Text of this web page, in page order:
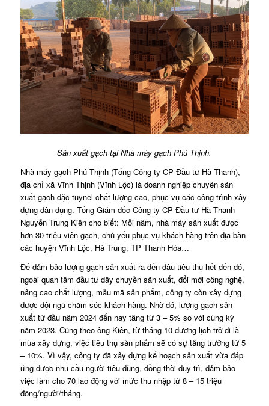
Sản xuất gạch tại Nhà máy gạch Phú Thịnh.
Nhà máy gạch Phú Thịnh (Tổng Công ty CP Đầu tư Hà Thanh),
địa chỉ xã Vĩnh Thịnh (Vĩnh Lộc) là doanh nghiệp chuyên sản
xuất gạch đặc tuynel chất lượng cao, phục vụ các công trình xây
dựng dân dụng. Tổng Giám đốc Công ty CP Đầu tư Hà Thanh
Nguyễn Trung Kiên cho biết: Mỗi năm, nhà máy sản xuất được
hơn 30 triệu viên gạch, chủ yếu phục vụ khách hàng trên địa bàn
các huyện Vĩnh Lộc, Hà Trung, TP Thanh Hóa…
Để đảm bảo lượng gạch sản xuất ra đến đâu tiêu thụ hết đến đó,
ngoài quan tâm đầu tư dây chuyền sản xuất, đổi mới công nghệ,
nâng cao chất lượng, mẫu mã sản phẩm, công ty còn xây dựng
được đội ngũ chăm sóc khách hàng. Nhờ đó, lượng gạch sản
xuất từ đầu năm 2024 đến nay tăng từ 3 – 5% so với cùng kỳ
năm 2023. Cũng theo ông Kiên, từ tháng 10 dương lịch trở đi là
mùa xây dựng, việc tiêu thụ sản phẩm sẽ có sự tăng trưởng từ 5
– 10%. Vì vậy, công ty đã xây dựng kế hoạch sản xuất vừa đáp
ứng được nhu cầu người tiêu dùng, đồng thời duy trì, đảm bảo
việc làm cho 70 lao động với mức thu nhập từ 8 – 15 triệu
đồng/người/tháng.